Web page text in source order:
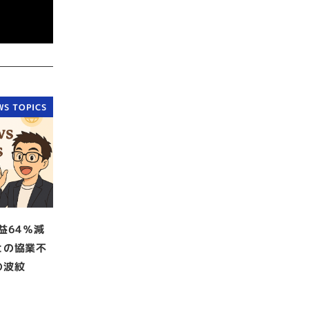
TOPICS
64％減
協業不
波紋